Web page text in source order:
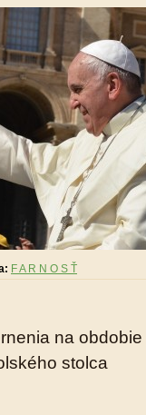
F A R N O S Ť
na obdobie
stolca